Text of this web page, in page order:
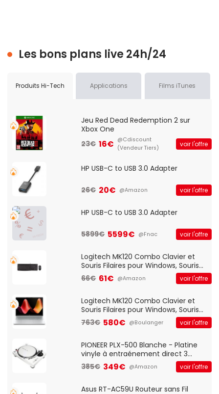
Les bons plans live 24h/24
Produits Hi-Tech Applications Films iTunes
Jeu Red Dead Redemption 2 sur
Xbox One
23€ 16€ @Cdiscount
(Vendeur Tiers)
voir l'offre
HP USB-C to USB 3.0 Adapter
26€ 20€ @Amazon voir l'offre
HP USB-C to USB 3.0 Adapter
5899€ 5599€ @Fnac voir l'offre
Logitech MK120 Combo Clavier et
Souris Filaires pour Windows, Souris
Optique Filaire, Connexion USB Plug
And Play, Confortable, Taille
QWERTY UK - Noir
66€ 61€ @Amazon voir l'offre
Logitech MK120 Combo Clavier et
Souris Filaires pour Windows, Souris
Optique Filaire, Connexion USB Plug
And Play, Confortable, Taille
QWERTY UK - Noir
763€ 580€ @Boulanger voir l'offre
PIONEER PLX-500 Blanche - Platine
vinyle à entraénement direct 3
vitesses (33-45-78 trs/min) avec
pre-ampli intégré et port USB
385€ 349€ @Amazon voir l'offre
Asus RT-AC59U Routeur sans Fil